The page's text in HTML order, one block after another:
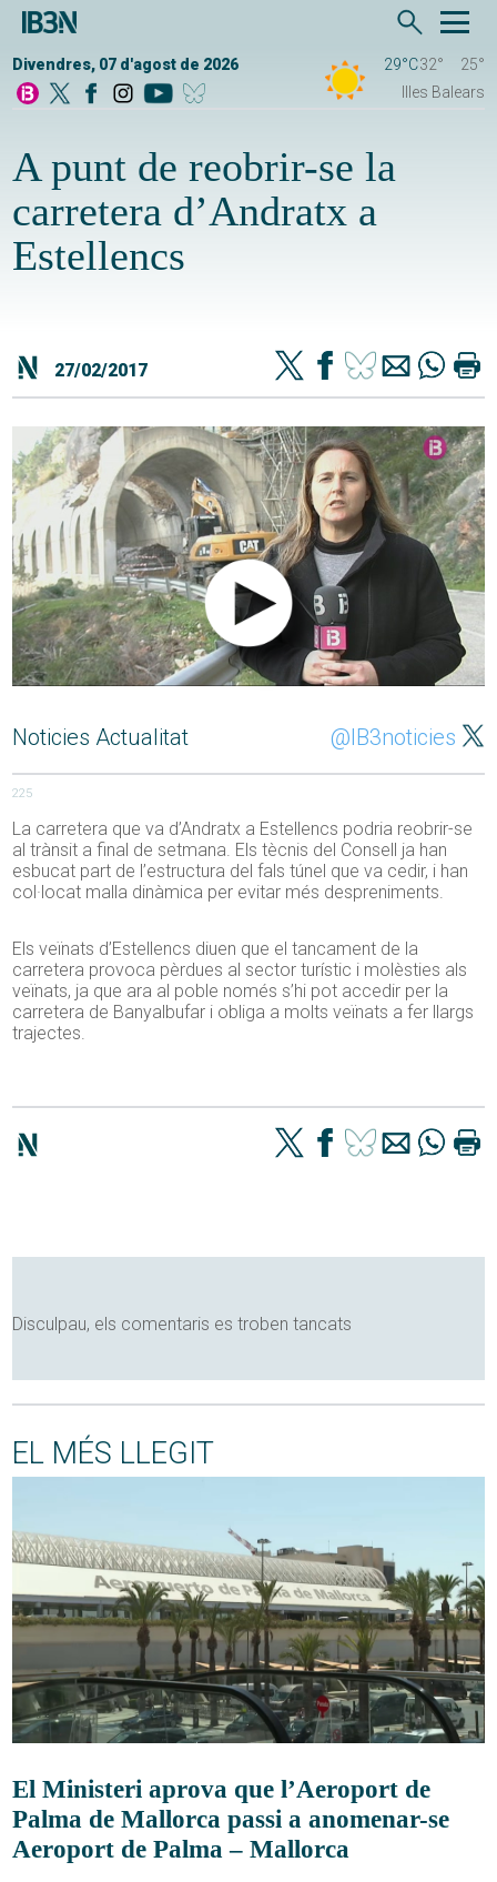
Divendres, 07 d'agost de 2026 29°C32°
25°
Illes Balears
A punt de reobrir-se la
carretera d’Andratx a
Estellencs
27/02/2017
Noticies Actualitat @IB3noticies
225
La carretera que va d’Andratx a Estellencs podria reobrir-se
al trànsit a final de setmana. Els tècnis del Consell ja han
esbucat part de l’estructura del fals túnel que va cedir, i han
col·locat malla dinàmica per evitar més despreniments.
Els veïnats d’Estellencs diuen que el tancament de la
carretera provoca pèrdues al sector turístic i molèsties als
veïnats, ja que ara al poble només s’hi pot accedir per la
carretera de Banyalbufar i obliga a molts veïnats a fer llargs
trajectes.
Disculpau, els comentaris es troben tancats
EL MÉS LLEGIT
El Ministeri aprova que l’Aeroport de
Palma de Mallorca passi a anomenar-se
Aeroport de Palma – Mallorca